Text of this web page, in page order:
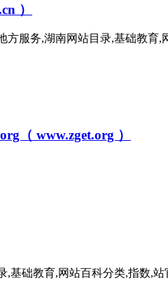
）
服务,湖南网站目录,基础教
（ www.zget.org ）
,基础教育,网站百科分类,指数,